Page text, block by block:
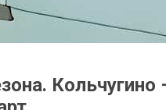
Кольчугино